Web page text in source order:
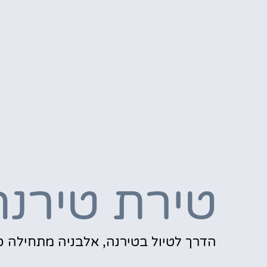
טירת
הדרך לטיול בטירנה, אלבניה מתחילה